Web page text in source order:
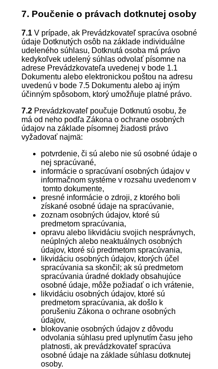
7. Poučenie o právach dotknutej osoby
7.1V prípade, ak Prevádzkovateľ spracúva osobné
údaje Dotknutých osôb na základe individuálne
udeleného súhlasu, Dotknutá osoba má právo
kedykoľvek udelený súhlas odvolať písomne na
adrese Prevádzkovateľa uvedenej v bode 1.1
Dokumentu alebo elektronickou poštou na adresu
uvedenú v bode 7.5 Dokumentu alebo aj iným
účinným spôsobom, ktorý umožňuje platné právo.
7.2Prevádzkovateľ poučuje Dotknutú osobu, že
má od neho podľa Zákona o ochrane osobných
údajov na základe písomnej žiadosti právo
vyžadovať najmä:
potvrdenie, či sú alebo nie sú osobné údaje o
nej spracúvané,
informácie o spracúvaní osobných údajov v
informačnom systéme v rozsahu uvedenom v
tomto dokumente,
presné informácie o zdroji, z ktorého boli
získané osobné údaje na spracúvanie,
zoznam osobných údajov, ktoré sú
predmetom spracúvania,
opravu alebo likvidáciu svojich nesprávnych,
neúplných alebo neaktuálnych osobných
údajov, ktoré sú predmetom spracúvania,
likvidáciu osobných údajov, ktorých účel
spracúvania sa skončil; ak sú predmetom
spracúvania úradné doklady obsahujúce
osobné údaje, môže požiadať o ich vrátenie,
likvidáciu osobných údajov, ktoré sú
predmetom spracúvania, ak došlo k
porušeniu Zákona o ochrane osobných
údajov,
blokovanie osobných údajov z dôvodu
odvolania súhlasu pred uplynutím času jeho
platnosti, ak prevádzkovateľ spracúva
osobné údaje na základe súhlasu dotknutej
osoby.